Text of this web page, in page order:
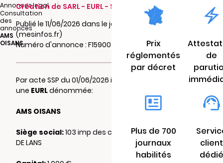
Annonces.legal
|
Consultation
des
annonces
|
AMS
OISANS
Création de SARL - EURL - SCI - SCA - SCCV
Publié le 11/06/2026 dans le journal Lessor38.fr
(mesinfos.fr)
Numéro d'annonce : F15900410f9fq
Par acte SSP du 01/06/2026 il a été constitué
une EURLdénommée:
AMS OISANS
Siège social:103 imp des cros 38860 MONT
DE LANS
Prix
réglementés
par décret
de
Plus de 700
journaux
habilités
client
dédié